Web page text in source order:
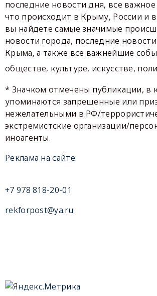
последние новости дня, все
что происходит в Крыму, России и
вы найдете самые значимые
новости города, последние
Крыма, а также все важнейшие
обществе, культуре, искусстве,
* Значком отмечены публикации, в
упоминаются запрещенные или
нежелательными в РФ/
экстремистские организации/
иноагенты.
Реклама на сайте:
+7 978 818-20-01
rekforpost@ya.ru